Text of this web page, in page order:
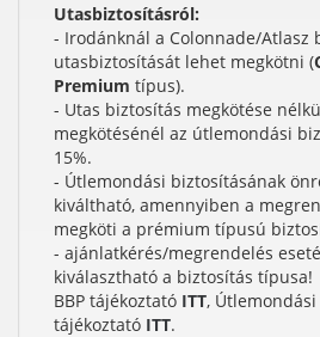
Utasbiztosításról:
- Irodánknál a Colonnade/Atlasz
utasbiztosítását lehet megkötni (
Premium típus).
- Utas biztosítás megkötése
megkötésénél az útlemondási
15%.
- Útlemondási biztosításának
kiváltható, amennyiben a
megköti a prémium típusú
- ajánlatkérés/megrendelés
kiválasztható a biztosítás típusa!
BBP tájékoztató ITT,
tájékoztató ITT.